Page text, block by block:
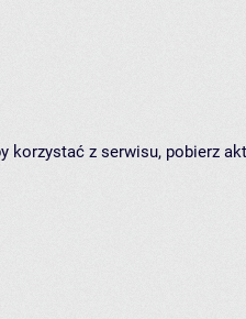
korzystać z serwisu, pobierz